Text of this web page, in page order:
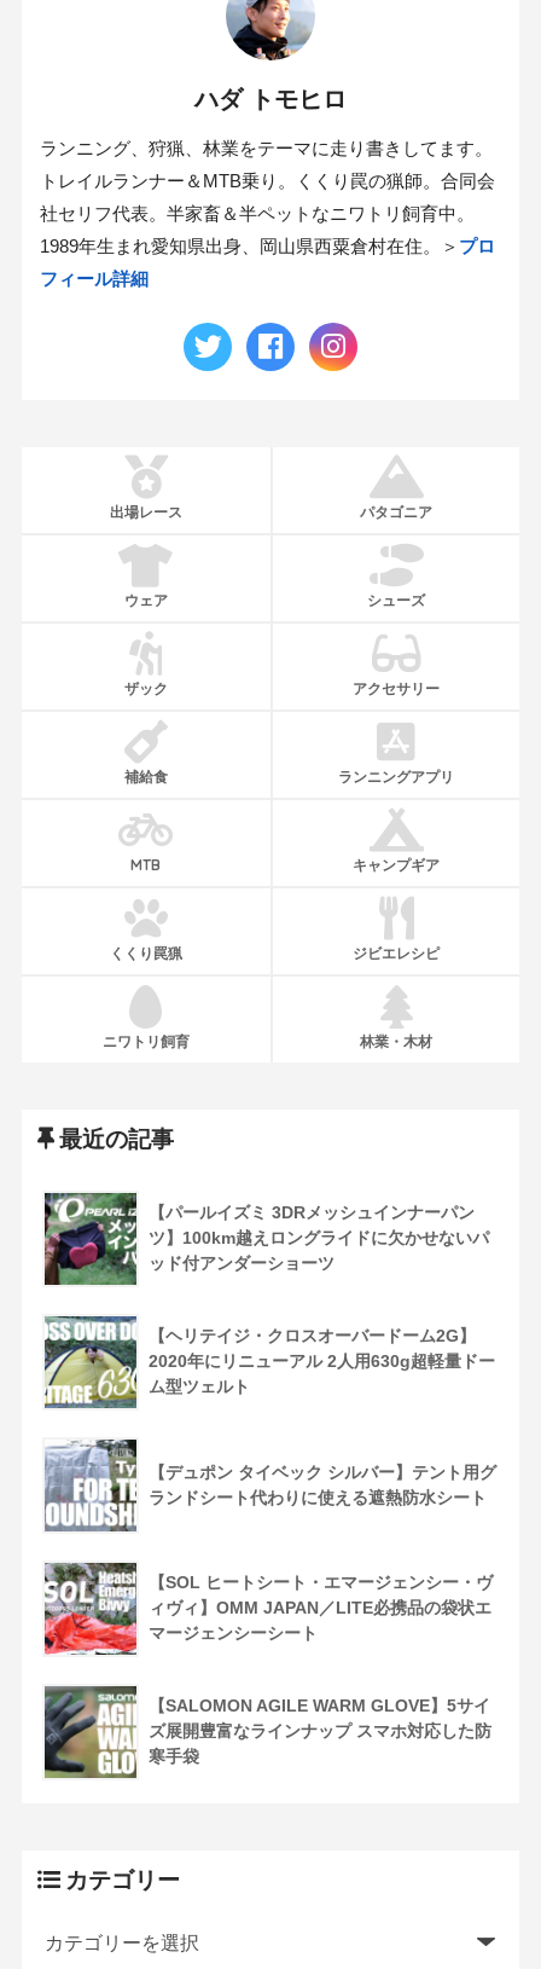
ハダ トモヒロ
ランニング、狩猟、林業をテーマに走り書きしてます。
トレイルランナー＆MTB乗り。くくり罠の猟師。合同会
社セリフ代表。半家畜＆半ペットなニワトリ飼育中。
1989年生まれ愛知県出身、岡山県西粟倉村在住。＞ プロ
フィール詳細
出場レース パタゴニア
ウェア シューズ
ザック アクセサリー
補給食 ランニングアプリ
MTB キャンプギア
くくり罠猟 ジビエレシピ
ニワトリ飼育 林業・木材
最近の記事
【パールイズミ 3DRメッシュインナーパン
ツ】100km越えロングライドに欠かせないパ
ッド付アンダーショーツ
【ヘリテイジ・クロスオーバードーム2G】
2020年にリニューアル 2人用630g超軽量ドー
ム型ツェルト
【デュポン タイベック シルバー】テント用グ
ランドシート代わりに使える遮熱防水シート
【SOL ヒートシート・エマージェンシー・ヴ
ィヴィ】OMM JAPAN／LITE必携品の袋状エ
マージェンシーシート
【SALOMON AGILE WARM GLOVE】5サイ
ズ展開豊富なラインナップ スマホ対応した防
寒手袋
カテゴリー